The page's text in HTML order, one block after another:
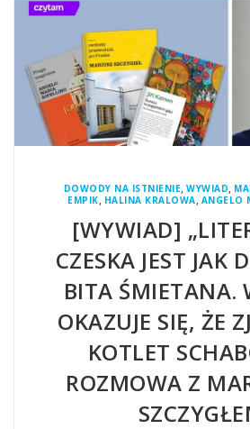
DOWODY NA ISTNIENIE, WYWIAD,
EMPIK, HALINA KRALOWA, ANGELO
[WYWIAD]
CZESKA JEST JAK
BITA ŚMIETANA.
OKAZUJE SIĘ, ŻE
KOTLET
ROZMOWA Z